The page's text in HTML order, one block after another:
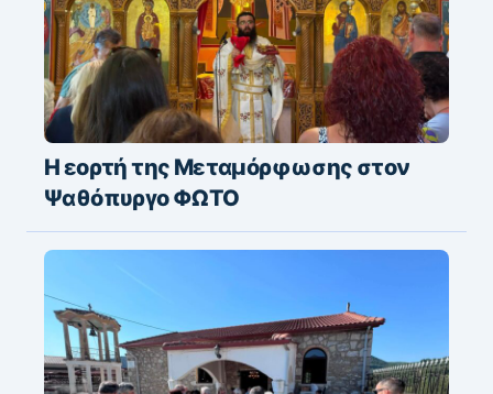
Η εορτή της Μεταμόρφωσης στον
Ψαθόπυργο ΦΩΤΟ